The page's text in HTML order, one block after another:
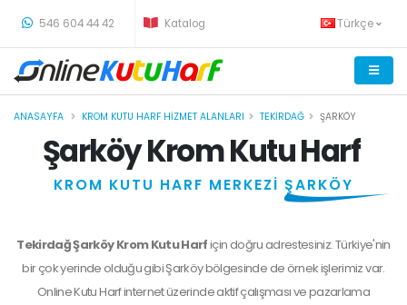
546 604 44 42 Katalog Türkçe
ANASAYFA KROM KUTU HARF HIZMET ALANLARI TEKIRDAĞ ŞARKÖY
Şarköy Krom Kutu Harf
KROM KUTU HARF MERKEZİ ŞARKÖY
Tekirdağ Şarköy Krom Kutu Harfiçin doğru adrestesiniz. Türkiye'nin
bir çok yerinde olduğu gibi Şarköy bölgesinde de örnek işlerimiz var.
Online Kutu Harf internet üzerinde aktif çalışması ve pazarlama